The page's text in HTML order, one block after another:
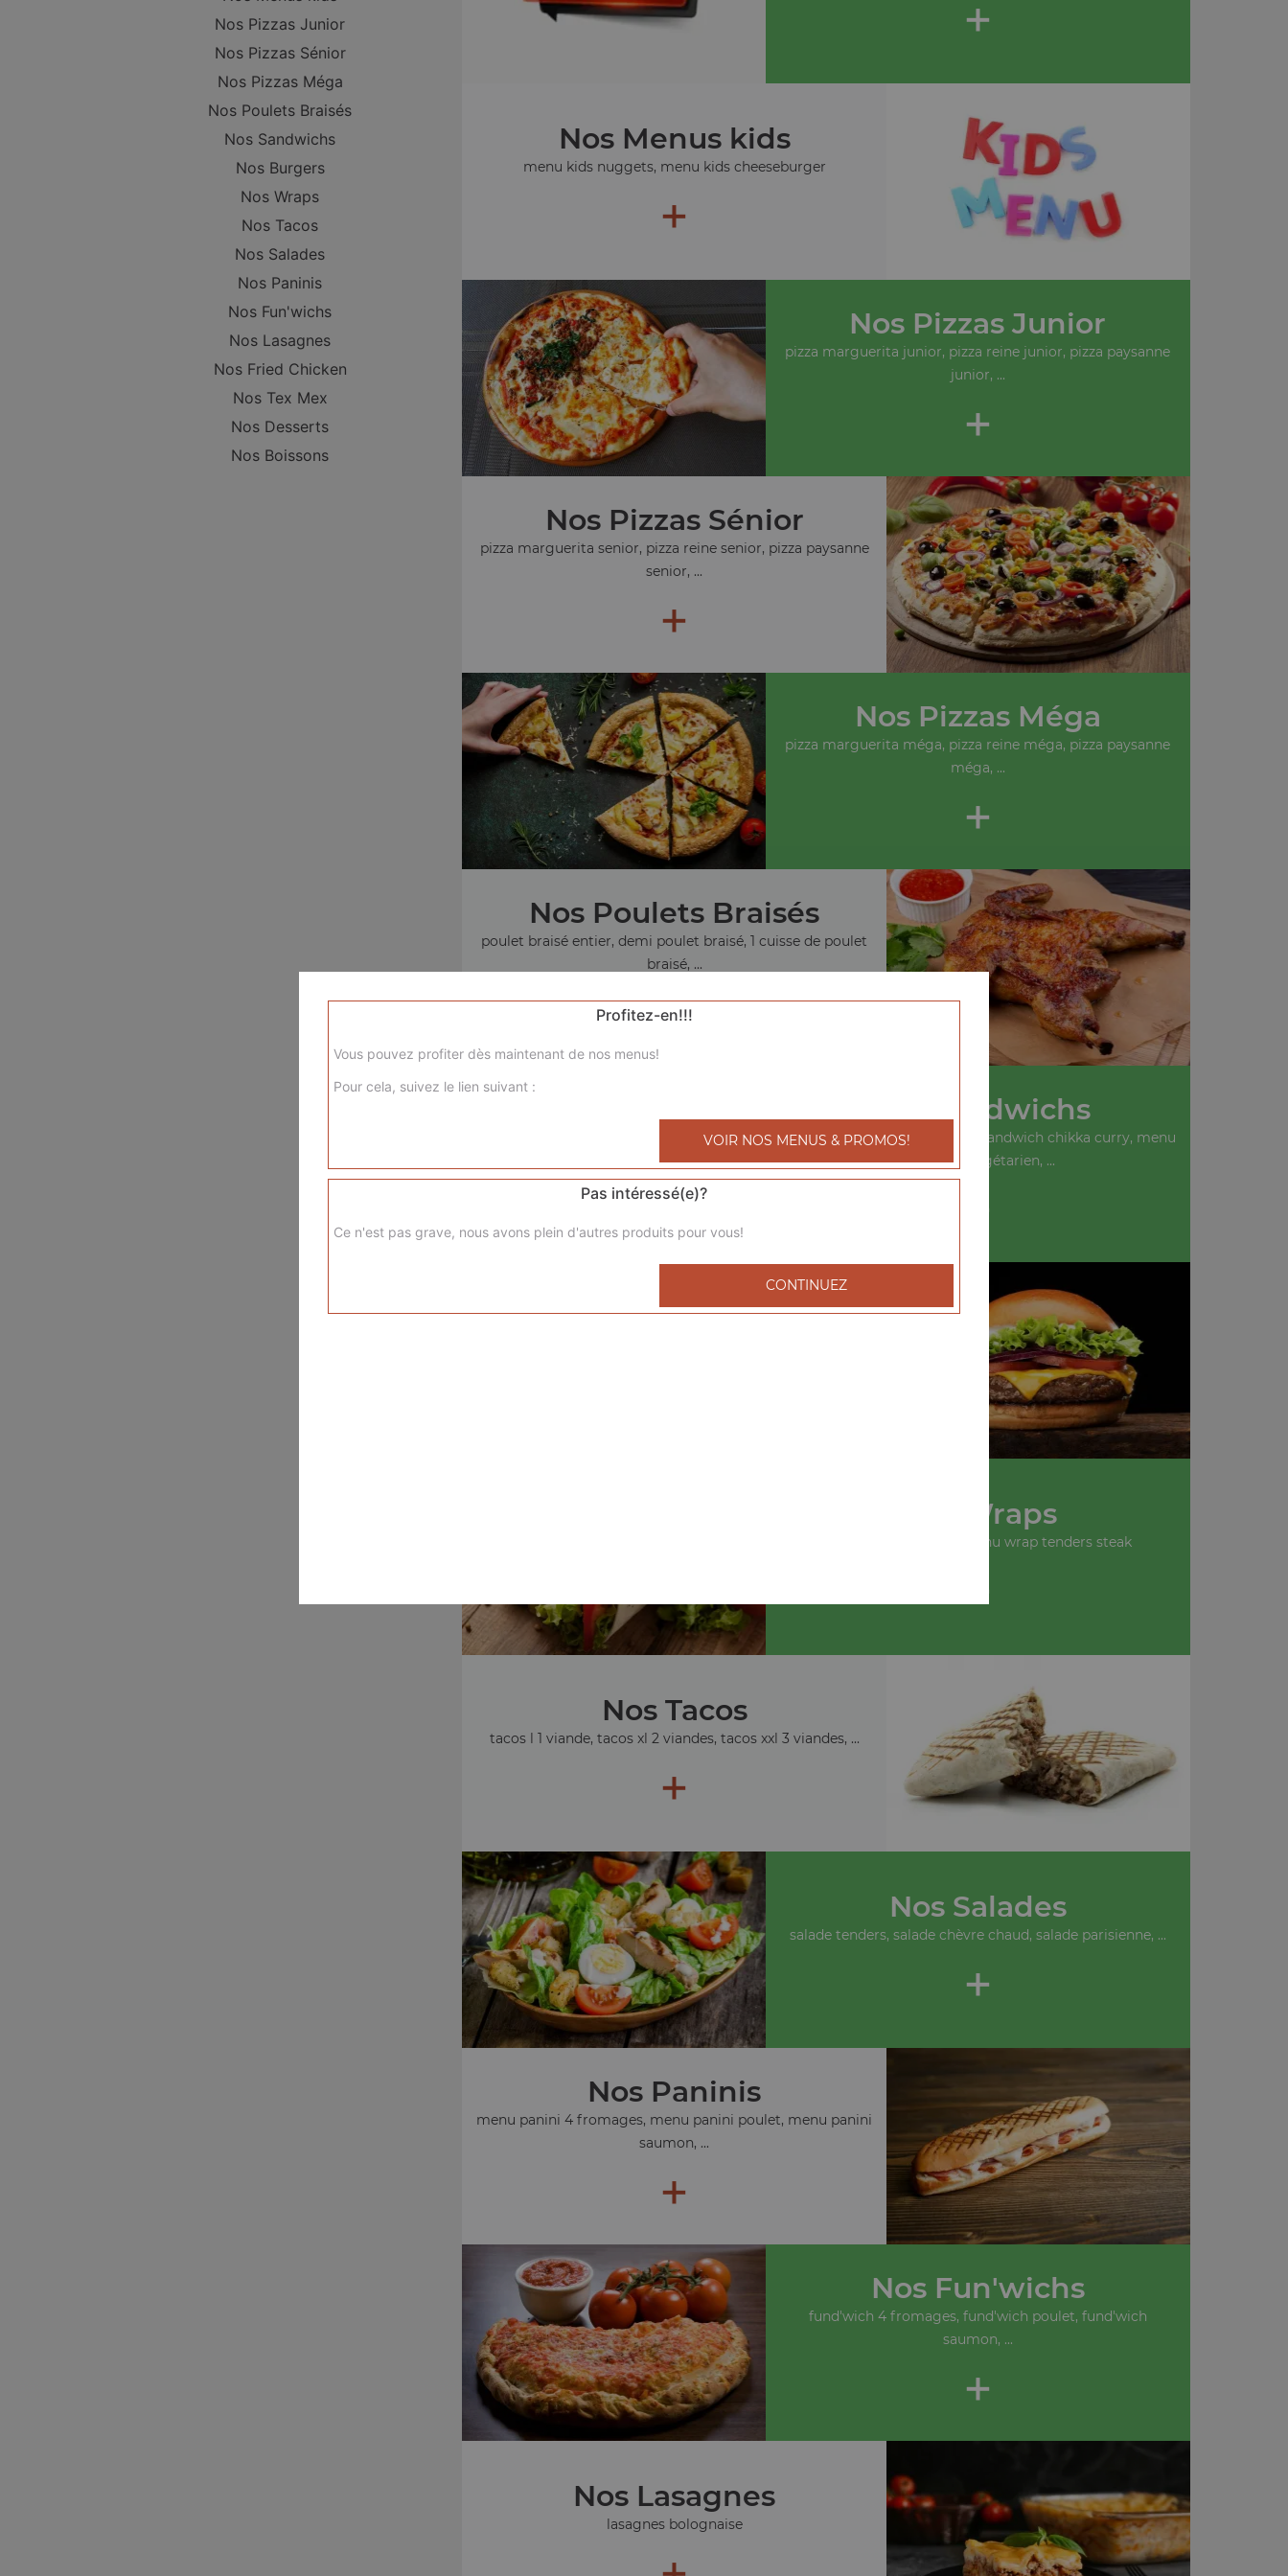
Nos Pizzas Junior
Nos Pizzas Sénior
Nos Pizzas Méga
Nos Poulets Braisés
Nos Sandwichs
Nos Burgers
Nos Wraps
Nos Tacos
Nos Salades
Nos Paninis
Nos Fun'wichs
Nos Lasagnes
Nos Fried Chicken
Nos Tex Mex
Nos Desserts
Nos Boissons
+
Nos Menus kids
menu kids nuggets, menu kids cheeseburger
+
Nos Pizzas Junior
pizza marguerita junior, pizza reine junior, pizza paysanne
junior, ...
+
Nos Pizzas Sénior
pizza marguerita senior, pizza reine senior, pizza paysanne
senior, ...
+
Nos Pizzas Méga
pizza marguerita méga, pizza reine méga, pizza paysanne
méga, ...
+
Nos Poulets Braisés
poulet braisé entier, demi poulet braisé, 1 cuisse de poulet
braisé, ...
+
Nos Sandwichs
menu sandwich kebab, menu sandwich chikka curry, menu
sandwich végétarien, ...
Nos Burgers
Nos Wraps
menu wrap tenders, menu wrap tenders steak
Nos Tacos
tacos l 1 viande, tacos xl 2 viandes, tacos xxl 3 viandes, ...
+
Nos Salades
salade tenders, salade chèvre chaud, salade parisienne, ...
+
Nos Paninis
menu panini 4 fromages, menu panini poulet, menu panini
saumon, ...
+
Nos Fun'wichs
fund'wich 4 fromages, fund'wich poulet, fund'wich
saumon, ...
+
Nos Lasagnes
lasagnes bolognaise
Profitez-en!!!
Vous pouvez profiter dès maintenant de nos menus!
Pour cela, suivez le lien suivant :
VOIR NOS MENUS & PROMOS!
Pas intéressé(e)?
Ce n'est pas grave, nous avons plein d'autres produits pour vous!
CONTINUEZ